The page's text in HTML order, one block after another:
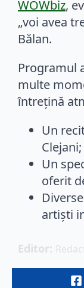
WOWbiz,
„voi avea
Bălan.
Programul
multe
întrețină
Un
Clejani;
Un
oferit
artiști
Editor: